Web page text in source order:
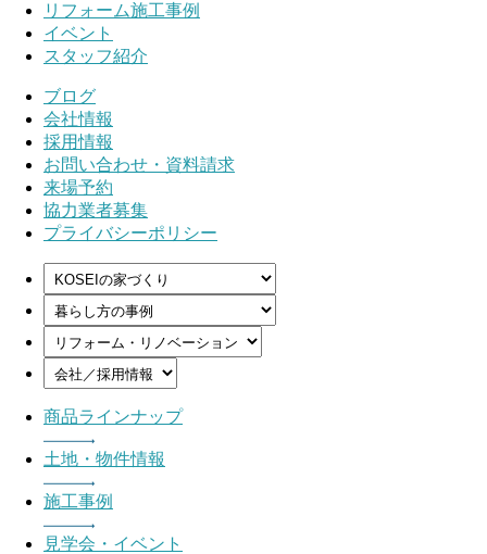
リフォーム施工事例
イベント
スタッフ紹介
ブログ
会社情報
採用情報
お問い合わせ・資料請求
来場予約
協力業者募集
プライバシーポリシー
商品ラインナップ
土地・物件情報
施工事例
見学会・イベント